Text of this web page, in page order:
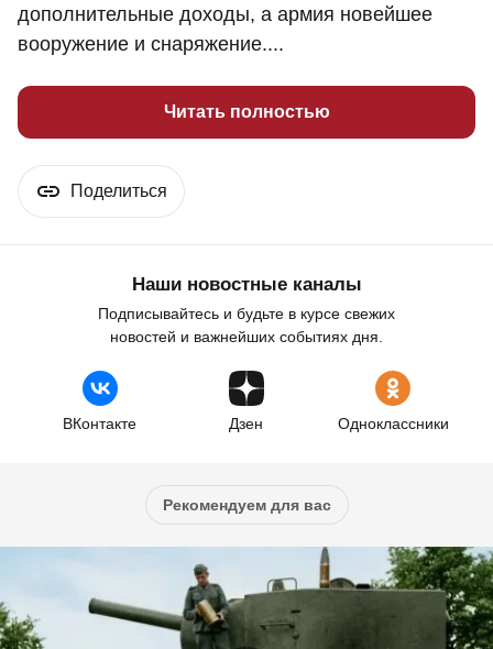
дополнительные доходы, а армия новейшее
вооружение и снаряжение....
Читать полностью
Поделиться
Наши новостные каналы
Подписывайтесь и будьте в курсе свежих
новостей и важнейших событиях дня.
ВКонтакте Дзен Одноклассники
Рекомендуем для вас